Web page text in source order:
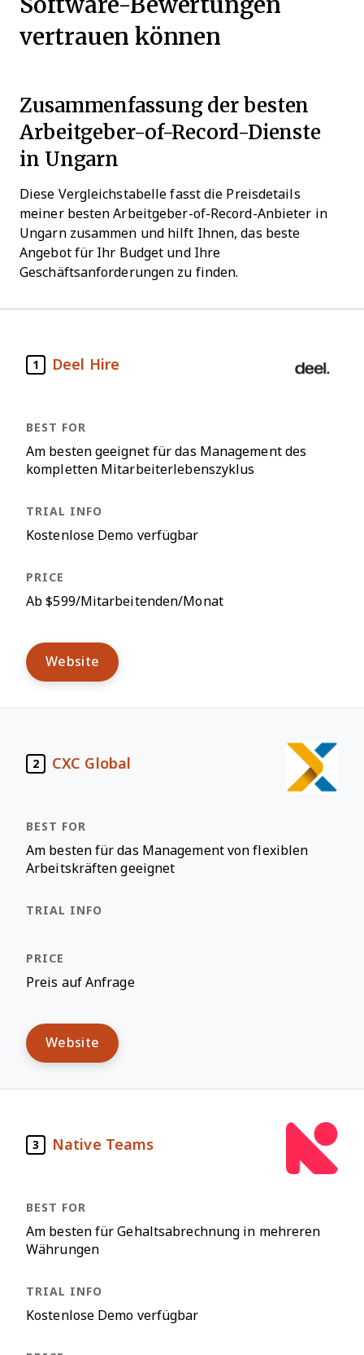
vertrauen können
Zusammenfassung der besten
Arbeitgeber-of-Record-Dienste
in Ungarn
Diese Vergleichstabelle fasst die Preisdetails
meiner besten Arbeitgeber-of-Record-Anbieter in
Ungarn zusammen und hilft Ihnen, das beste
Angebot für Ihr Budget und Ihre
Geschäftsanforderungen zu finden.
1 Deel Hire
Am besten geeignet für das Management des
kompletten Mitarbeiterlebenszyklus
Kostenlose Demo verfügbar
Ab $599/Mitarbeitenden/Monat
Website
2 CXC Global
Am besten für das Management von flexiblen
Arbeitskräften geeignet
Preis auf Anfrage
Website
3 Native Teams
Am besten für Gehaltsabrechnung in mehreren
Währungen
Kostenlose Demo verfügbar